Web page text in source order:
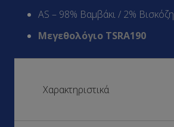
AS – 98% Βαμβάκι / 2% Βισκόζη
Μεγεθολόγιο TSRA190
Χαρακτηριστικά